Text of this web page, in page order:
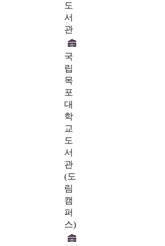
도
서
관
국
립
목
포
대
학
교
도
서
관
(도
림
캠
퍼
스)